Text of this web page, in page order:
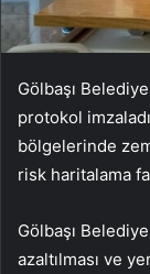
Gölbaşı
protokol
bölgelerinde
risk haritalama
Gölbaşı
azaltılması ve